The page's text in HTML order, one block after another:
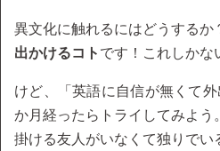
異文化に触れるにはどうするか
出かけるコト です！これしかな
けど、「英語に自信が無くて
か月経ったらトライしてみよう
掛ける友人がいなくて独りでい